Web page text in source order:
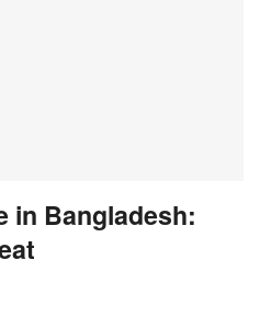
in Bangladesh: